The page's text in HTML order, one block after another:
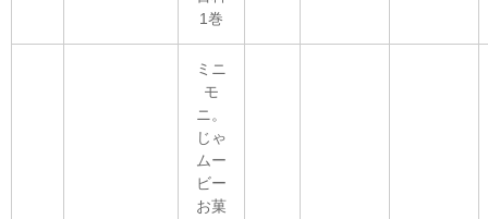
1巻
ミニ
モ
ニ。
じゃ
ムー
ビー
お菓